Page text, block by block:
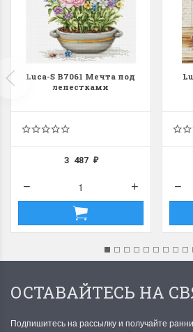
Luca-S B7061 Мечта под
лепестками
3 487 ₽
ОСТАВАЙТЕСЬ НА
Подпишитесь на рассылку и получайте